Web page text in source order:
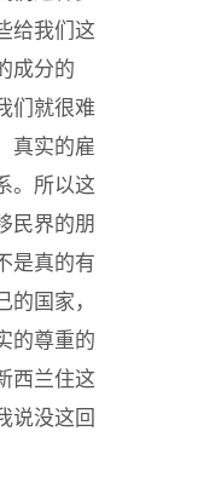
给我们这
成分的
们就很难
真实的雇
。所以这
民界的朋
是真的有
国家，
的尊重的
西兰住这
说没这回